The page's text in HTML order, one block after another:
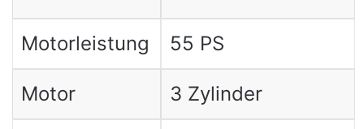
Motorleistung 55 PS
Motor 3 Zylinder